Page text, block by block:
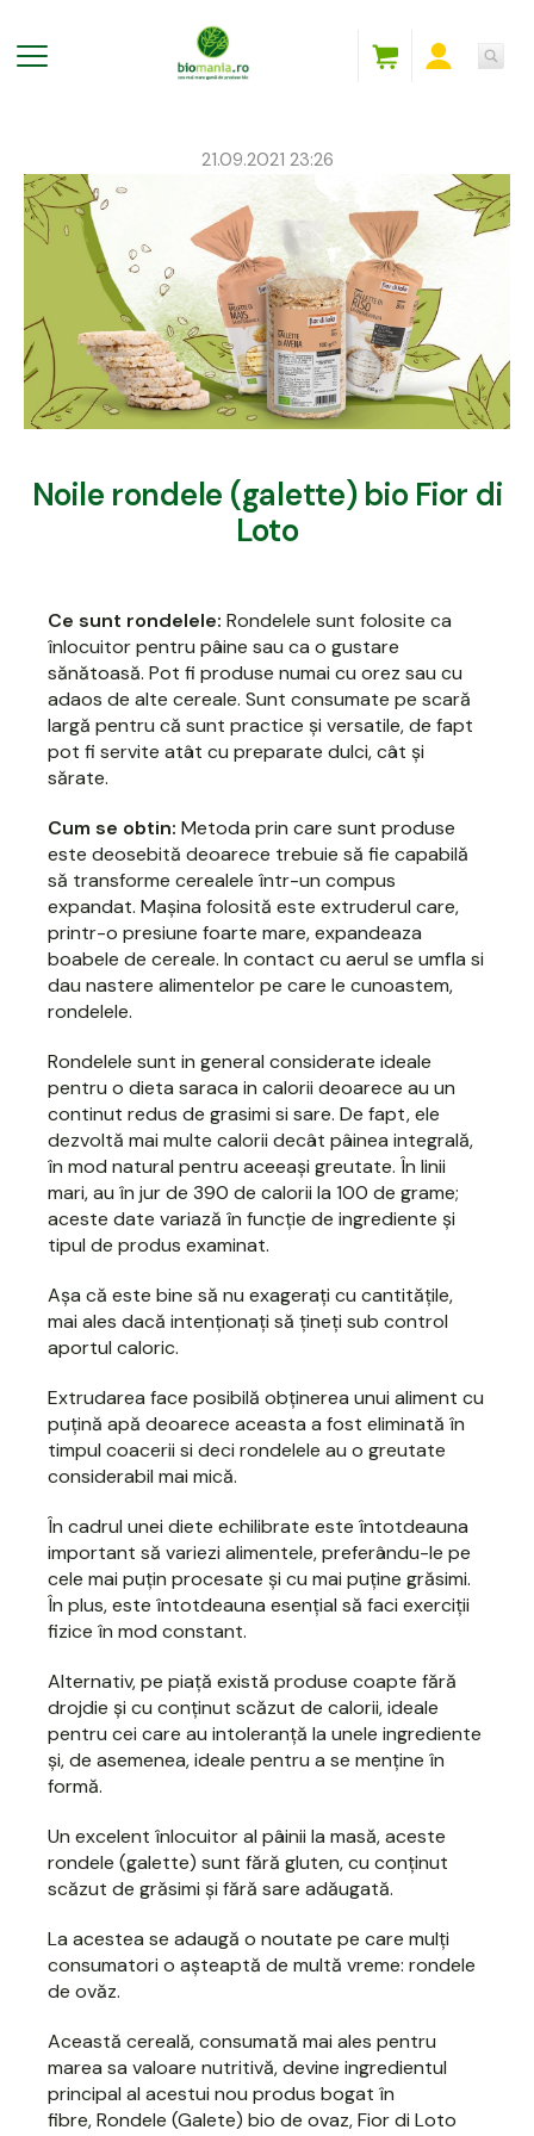
Noile rondele (galette) bio Fior di
Loto
21.09.2021 23:26
Ce sunt rondelele: Rondelele sunt folosite ca
înlocuitor pentru pâine sau ca o gustare
sănătoasă. Pot fi produse numai cu orez sau cu
adaos de alte cereale. Sunt consumate pe scară
largă pentru că sunt practice și versatile, de fapt
pot fi servite atât cu preparate dulci, cât și
sărate.
Cum se obtin: Metoda prin care sunt produse
este deosebită deoarece trebuie să fie capabilă
să transforme cerealele într-un compus
expandat. Mașina folosită este extruderul care,
printr-o presiune foarte mare, expandeaza
boabele de cereale. In contact cu aerul se umfla si
dau nastere alimentelor pe care le cunoastem,
rondelele.
Rondelele sunt in general considerate ideale
pentru o dieta saraca in calorii deoarece au un
continut redus de grasimi si sare. De fapt, ele
dezvoltă mai multe calorii decât pâinea integrală,
în mod natural pentru aceeași greutate. În linii
mari, au în jur de 390 de calorii la 100 de grame;
aceste date variază în funcție de ingrediente și
tipul de produs examinat.
Așa că este bine să nu exagerați cu cantitățile,
mai ales dacă intenționați să țineți sub control
aportul caloric.
Extrudarea face posibilă obținerea unui aliment cu
puțină apă deoarece aceasta a fost eliminată în
timpul coacerii si deci rondelele au o greutate
considerabil mai mică.
În cadrul unei diete echilibrate este întotdeauna
important să variezi alimentele, preferându-le pe
cele mai puțin procesate și cu mai puține grăsimi.
În plus, este întotdeauna esențial să faci exerciții
fizice în mod constant.
Alternativ, pe piață există produse coapte fără
drojdie și cu conținut scăzut de calorii, ideale
pentru cei care au intoleranță la unele ingrediente
și, de asemenea, ideale pentru a se menține în
formă.
Un excelent înlocuitor al pâinii la masă, aceste
rondele (galette) sunt fără gluten, cu conținut
scăzut de grăsimi și fără sare adăugată.
La acestea se adaugă o noutate pe care mulți
consumatori o așteaptă de multă vreme: rondele
de ovăz.
Această cereală, consumată mai ales pentru
marea sa valoare nutritivă, devine ingredientul
principal al acestui nou produs bogat în
fibre,Rondele (Galete) bio de ovaz, Fior di Loto